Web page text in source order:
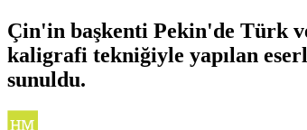
Çin'in başkenti Pekin'de Türk
kaligrafi tekniğiyle yapılan
sunuldu.